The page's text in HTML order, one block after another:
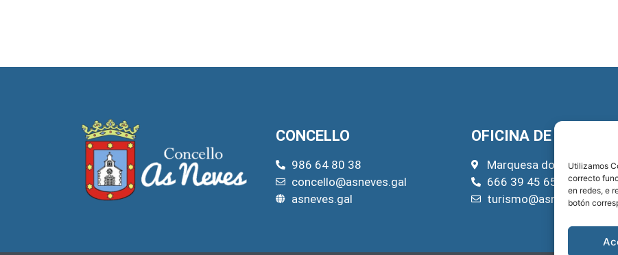
Utilizamos
correcto
en redes, e
botón
CONCELLO
986 64 80 38
concello@asneves.gal
asneves.gal
OFICINA DE TURISMO
Marquesa do Pazo, 22
666 39 45 65
turismo@asneves.gal